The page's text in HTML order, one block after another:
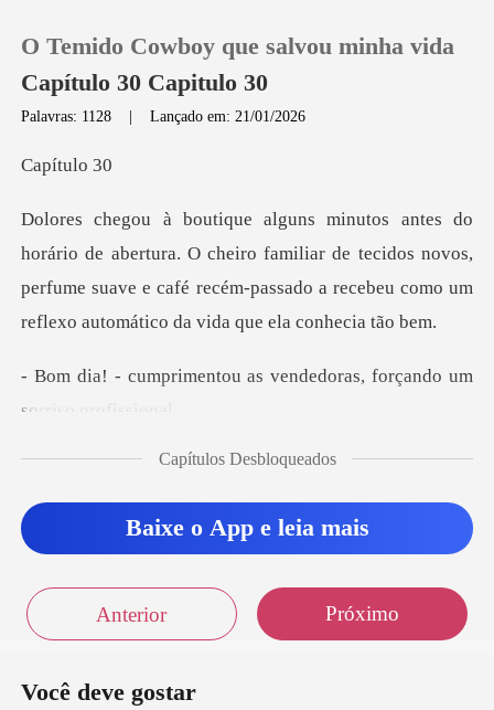
Loja
Histórico
O Temido Cowboy que salvou minha vida
Capítulo 30 Capitulo 30
Palavras: 1128 |Lançado em: 21/01/2026
ítu
O cheiro familiar de tecidos novos,
perfume suave e café recém-passad
u as vendedoras, forçand
ora! - responde
Capítulos Desbloqueados
Baixe o App e leia mais
Anterior Próximo
Você deve gostar